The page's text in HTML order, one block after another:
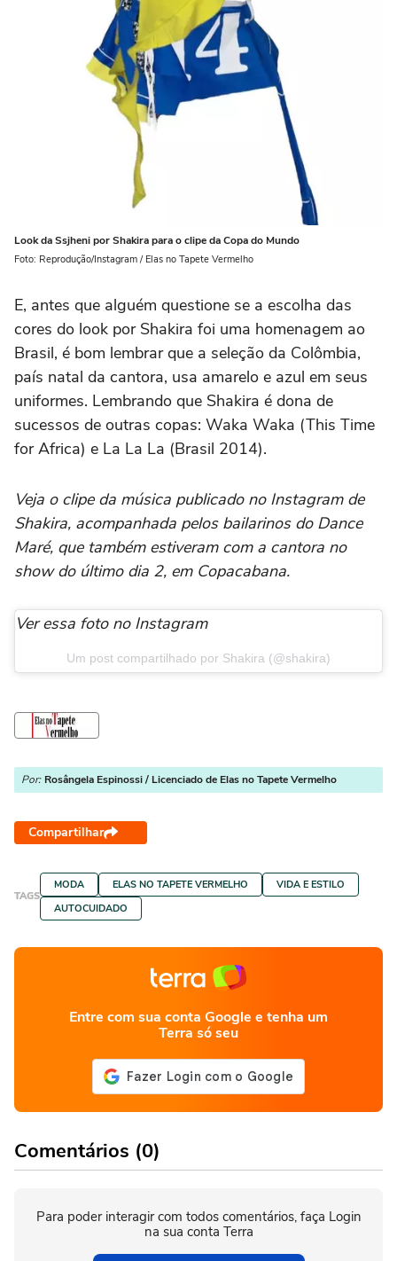
Look da Ssjheni por Shakira para o clipe da Copa do Mundo
Foto: Reprodução/Instagram / Elas no Tapete Vermelho
E, antes que alguém questione se a escolha das
cores do look por Shakira foi uma homenagem ao
Brasil, é bom lembrar que a seleção da Colômbia,
país natal da cantora, usa amarelo e azul em seus
uniformes. Lembrando que Shakira é dona de
sucessos de outras copas: Waka Waka (This Time
for Africa) e La La La (Brasil 2014).
Veja o clipe da música publicado no Instagram de
Shakira, acompanhada pelos bailarinos do Dance
Maré, que também estiveram com a cantora no
show do último dia 2, em Copacabana.
Ver essa foto no Instagram
Um post compartilhado por Shakira (@shakira)
Por: Rosângela Espinossi / Licenciado de Elas no Tapete Vermelho
Compartilhar
TAGS
MODA ELAS NO TAPETE VERMELHO
VIDA E ESTILO
AUTOCUIDADO
Entre com sua conta Google e tenha um
Terra só seu
Comentários (0)
Para poder interagir com todos comentários, faça Login
na sua conta Terra